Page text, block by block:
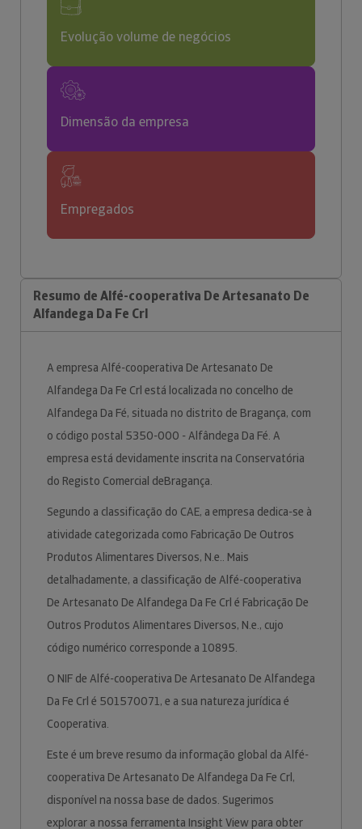
Evolução volume de negócios
Dimensão da empresa
Empregados
Resumo de Alfé-cooperativa De Artesanato De
Alfandega Da Fe Crl
A empresa Alfé-cooperativa De Artesanato De
Alfandega Da Fe Crl está localizada no concelho de
Alfandega Da Fé, situada no distrito de Bragança, com
o código postal 5350-000 - Alfândega Da Fé. A
empresa está devidamente inscrita na Conservatória
do Registo Comercial deBragança.
Segundo a classificação do CAE, a empresa dedica-se à
atividade categorizada como Fabricação De Outros
Produtos Alimentares Diversos, N.e.. Mais
detalhadamente, a classificação de Alfé-cooperativa
De Artesanato De Alfandega Da Fe Crl é Fabricação De
Outros Produtos Alimentares Diversos, N.e., cujo
código numérico corresponde a 10895.
O NIF de Alfé-cooperativa De Artesanato De Alfandega
Da Fe Crl é 501570071, e a sua natureza jurídica é
Cooperativa.
Este é um breve resumo da informação global da Alfé-
cooperativa De Artesanato De Alfandega Da Fe Crl,
disponível na nossa base de dados. Sugerimos
explorar a nossa ferramenta Insight View para obter